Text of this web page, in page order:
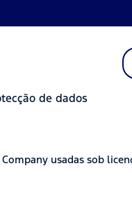
de dados
usadas sob